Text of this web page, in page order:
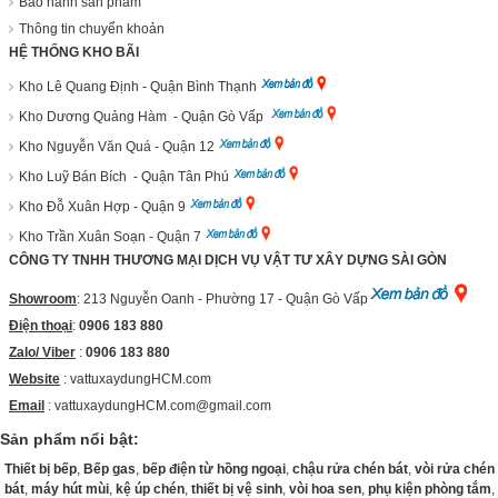
Thông tin chuyển khoản
HỆ THỐNG KHO BÃI
Kho Lê Quang Định - Quận Bình Thạnh
Kho Dương Quảng Hàm - Quận Gò Vấp
Kho Nguyễn Văn Quá - Quận 12
Kho Luỹ Bán Bích - Quận Tân Phú
Kho Đỗ Xuân Hợp - Quận 9
Kho Trần Xuân Soạn - Quận 7
CÔNG TY TNHH THƯƠNG MẠI DỊCH VỤ VẬT TƯ XÂY DỰNG SÀI GÒN
Showroom: 213 Nguyễn Oanh - Phường 17 - Quận Gò Vấp
Điện thoại: 0906 183 880
Zalo/ Viber : 0906 183 880
Website : vattuxaydungHCM.com
Email : vattuxaydungHCM.com@gmail.com
Sản phẩm nổi bật:
Thiết bị bếp, Bếp gas, bếp điện từ hồng ngoại, chậu rửa chén bát, vòi rửa chén
bát, máy hút mùi, kệ úp chén, thiết bị vệ sinh, vòi hoa sen, phụ kiện phòng tắm,